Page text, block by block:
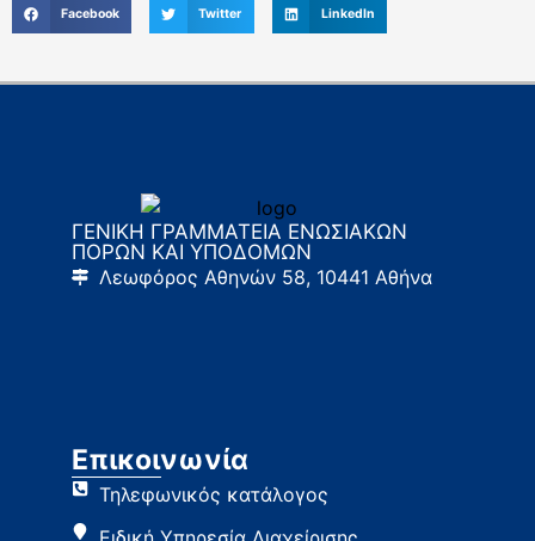
Facebook Twitter LinkedIn
ΓΕΝΙΚΗ ΓΡΑΜΜΑΤΕΙΑ ΕΝΩΣΙΑΚΩΝ
ΠΟΡΩΝ ΚΑΙ ΥΠΟΔΟΜΩΝ
Λεωφόρος Αθηνών 58, 10441 Αθήνα
Επικοινωνία
Τηλεφωνικός κατάλογος